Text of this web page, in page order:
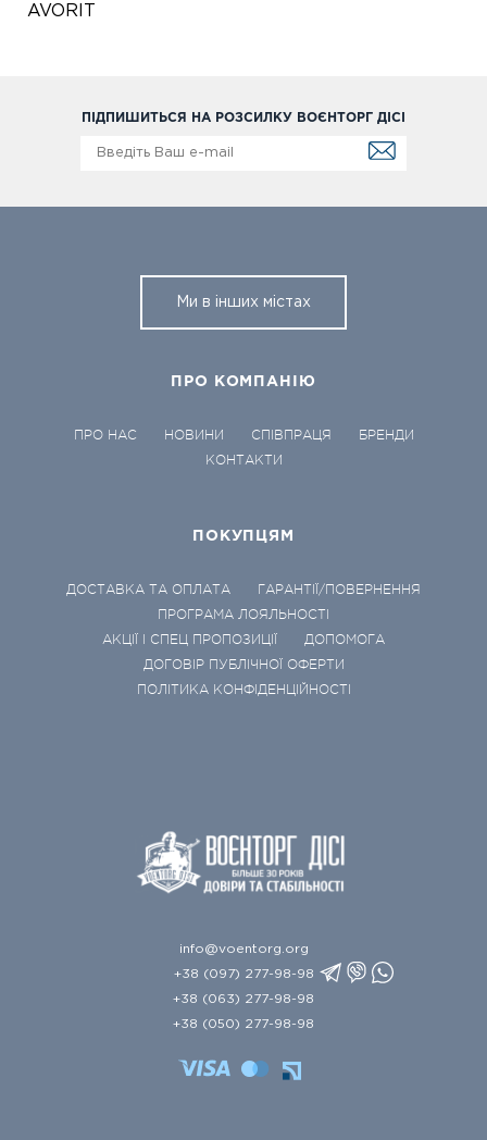
AVORIT
ПІДПИШИТЬСЯ НА РОЗСИЛКУ ВОЄНТОРГ ДІСІ
Ми в інших містах
ПРО КОМПАНІЮ
ПРО НАС НОВИНИ СПІВПРАЦЯ
БРЕНДИ
КОНТАКТИ
ПОКУПЦЯМ
ДОСТАВКА ТА ОПЛАТА
ГАРАНТІЇ/ПОВЕРНЕННЯ
ПРОГРАМА ЛОЯЛЬНОСТІ
АКЦІЇ І СПЕЦ ПРОПОЗИЦІЇ
ДОПОМОГА
ДОГОВІР ПУБЛІЧНОЇ ОФЕРТИ
ПОЛІТИКА КОНФІДЕНЦІЙНОСТІ
info@voentorg.org
+38 (097) 277-98-98
+38 (063) 277-98-98
+38 (050) 277-98-98